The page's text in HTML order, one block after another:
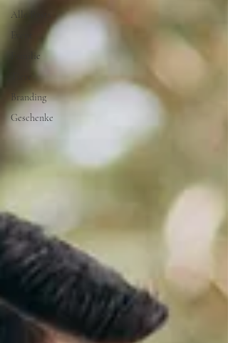
Alle Posts
Event
Familie
Branding
Geschenke